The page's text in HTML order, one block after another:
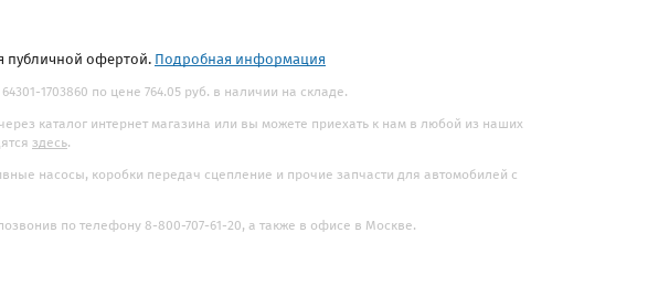
публичной офертой. Подробная информация
1703860 по цене 764.05 руб. в наличии на складе.
каталог интернет магазина или вы можете приехать к нам в любой из наших
здесь.
насосы, коробки передач сцепление и прочие запчасти для автомобилей с
по телефону 8-800-707-61-20, а также в офисе в Москве.